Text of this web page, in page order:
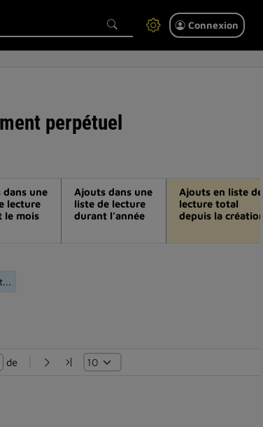
Connexion
perpétuel
dans une
lecture
le mois
Ajouts dans une
liste de lecture
durant l’année
Ajouts en liste de
lecture total
depuis la
de